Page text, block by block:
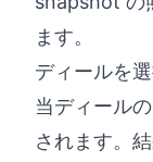
ます。
ディールを
当ディール
されます。